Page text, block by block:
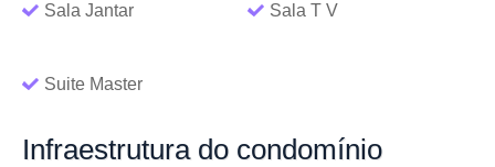
Sala Jantar Sala T V
Suite Master
Infraestruturado condomínio